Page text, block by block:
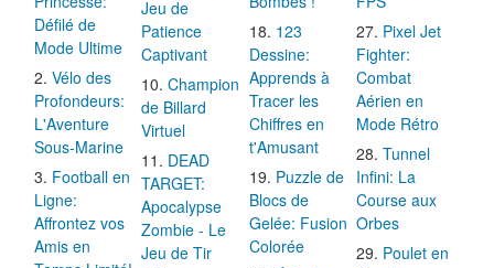
Défilé de
Mode Ultime
Vélo des
Profondeurs:
L'Aventure
Sous-Marine
Football en
Ligne:
Affrontez vos
Amis en
Jeu de
Patience
Captivant
Champion
de Billard
Virtuel
DEAD
TARGET:
Apocalypse
Zombie - Le
Jeu de Tir
123
Dessine:
Apprends à
Tracer les
Chiffres en
t'Amusant
Puzzle de
Blocs de
Gelée: Fusion
Colorée
Pixel Jet
Fighter:
Combat
Aérien en
Mode Rétro
Tunnel
Infini: La
Course aux
Orbes
Poulet en